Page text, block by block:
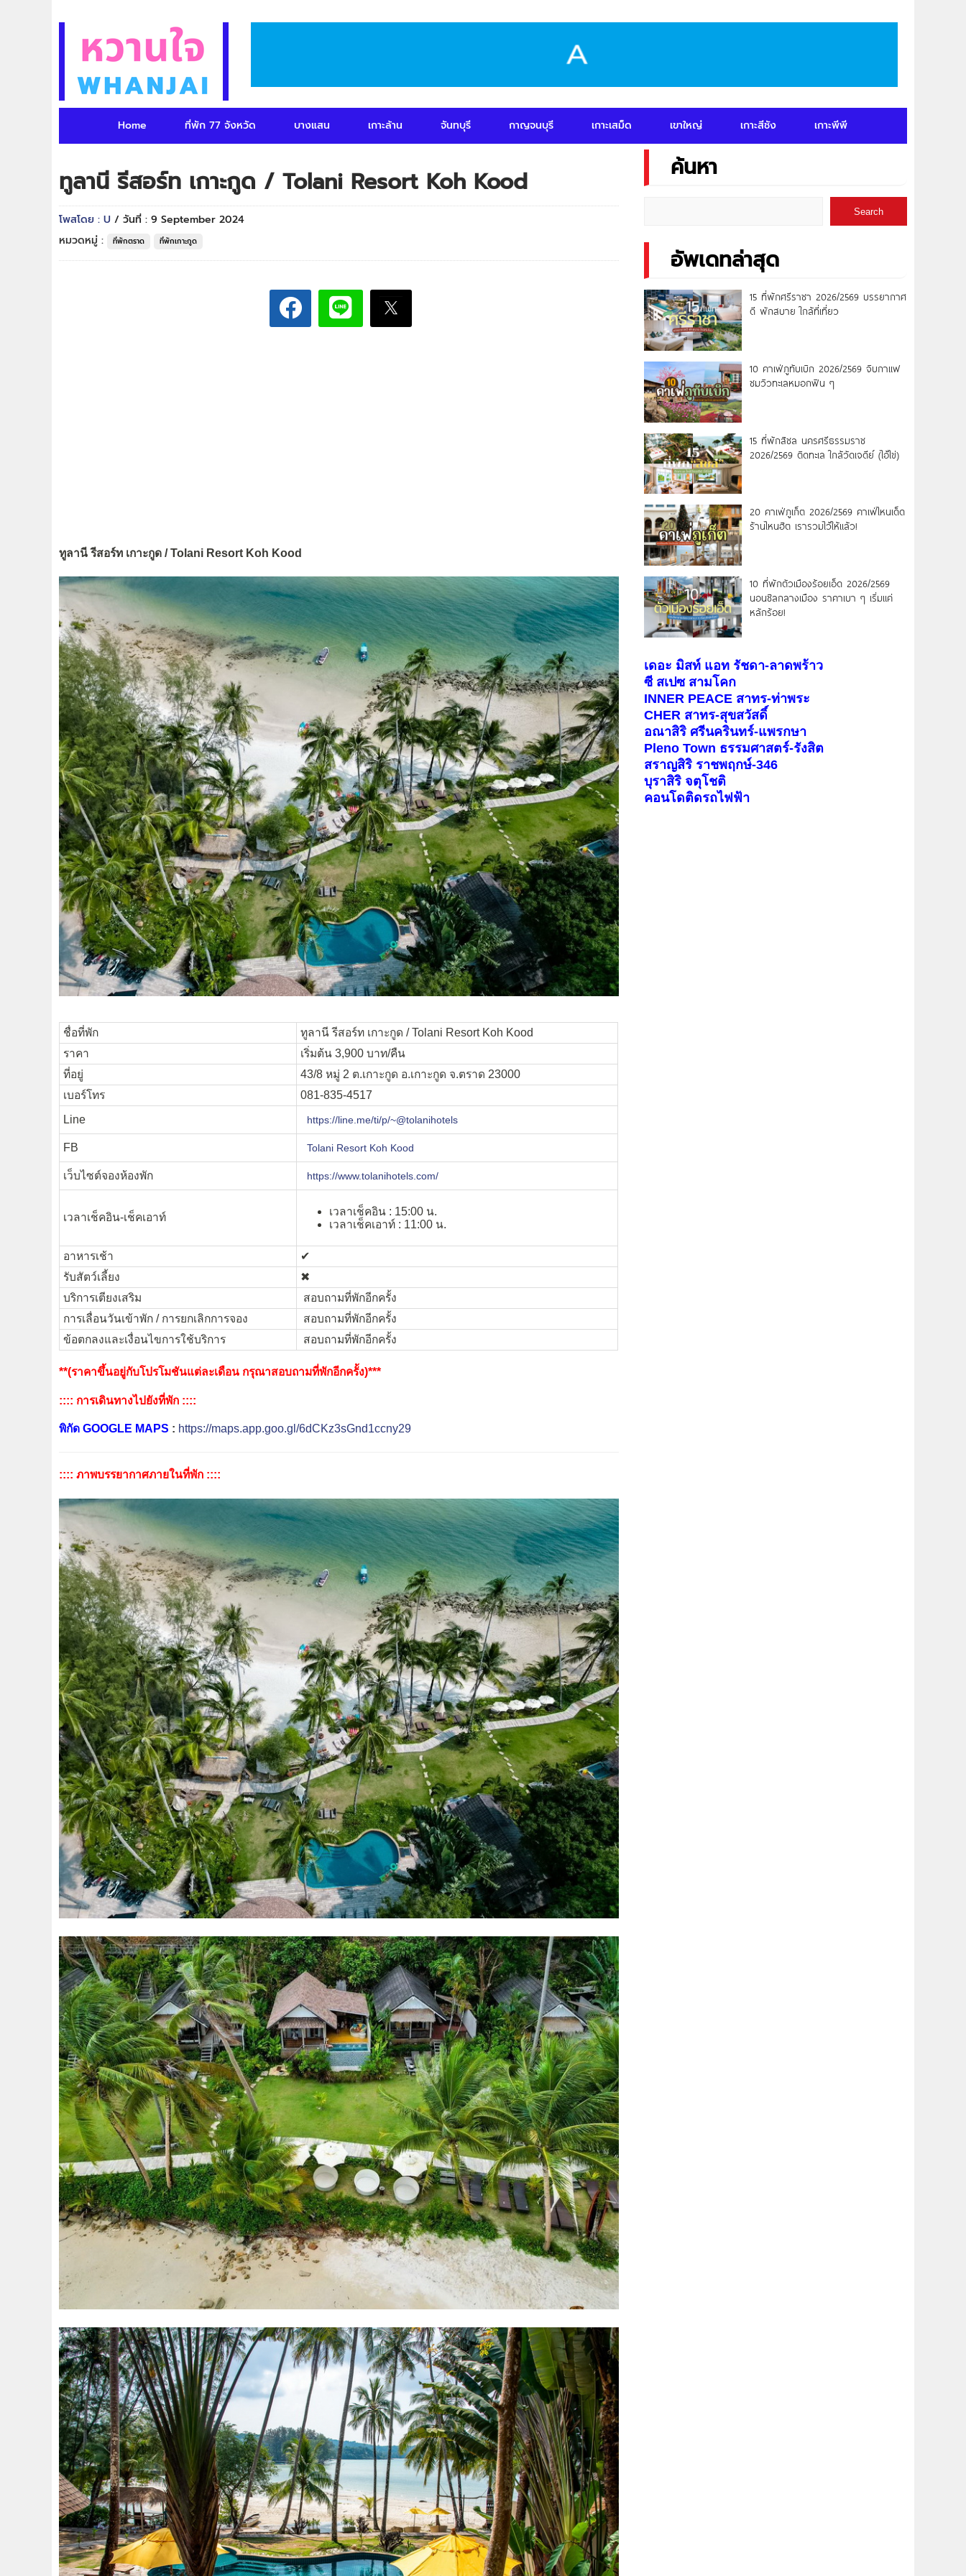
Home ที่พัก 77 จังหวัด บางแสน เกาะล้าน จันทบุรี กาญจนบุรี เกาะเสม็ด เขาใหญ่ เกาะสีชัง เกาะพีพี
ทูลานี รีสอร์ท เกาะกูด / Tolani Resort Koh Kood
โพสโดย : U / วันที่ : 9 September 2024
หมวดหมู่ :
ที่พักตราด ที่พักเกาะกูด
ทูลานี รีสอร์ท เกาะกูด / Tolani Resort Koh Kood
ชื่อที่พัก
ทูลานี รีสอร์ท เกาะกูด / Tolani Resort Koh Kood
ราคา
เริ่มต้น 3,900 บาท/คืน
ที่อยู่
43/8 หมู่ 2 ต.เกาะกูด อ.เกาะกูด จ.ตราด 23000
เบอร์โทร
081-835-4517
Line
https://line.me/ti/p/~@tolanihotels
FB Tolani Resort Koh Kood
เว็บไซต์จองห้องพัก https://www.tolanihotels.com/
เวลาเช็คอิน-เช็คเอาท์
เวลาเช็คอิน : 15:00 น.
เวลาเช็คเอาท์ : 11:00 น.
อาหารเช้า
✔︎
รับสัตว์เลี้ยง
✖︎
บริการเตียงเสริม
สอบถามที่พักอีกครั้ง
การเลื่อนวันเข้าพัก / การยกเลิกการจอง
สอบถามที่พักอีกครั้ง
ข้อตกลงและเงื่อนไขการใช้บริการ
สอบถามที่พักอีกครั้ง
**(ราคาขึ้นอยู่กับโปรโมชันแต่ละเดือน กรุณาสอบถามที่พักอีกครั้ง)***
:::: การเดินทางไปยังที่พัก ::::
พิกัด GOOGLE MAPS : https://maps.app.goo.gl/6dCKz3sGnd1ccny29
:::: ภาพบรรยากาศภายในที่พัก ::::
ค้นหา
Search
อัพเดทล่าสุด
15 ที่พักศรีราชา 2026/2569 บรรยากาศ
ดี พักสบาย ใกล้ที่เที่ยว
10 คาเฟ่ภูทับเบิก 2026/2569 จิบกาแฟ
ชมวิวทะเลหมอกฟิน ๆ
15 ที่พักสิชล นครศรีธรรมราช
2026/2569 ติดทะเล ใกล้วัดเจดีย์ (ไอ้ไข่)
20 คาเฟ่ภูเก็ต 2026/2569 คาเฟ่ไหนเด็ด
ร้านไหนฮิต เรารวมไว้ให้แล้ว!
10 ที่พักตัวเมืองร้อยเอ็ด 2026/2569
นอนชิลกลางเมือง ราคาเบา ๆ เริ่มแค่
หลักร้อย!
เดอะ มิสท์ แอท รัชดา-ลาดพร้าว
ซี สเปซ สามโคก
INNER PEACE สาทร-ท่าพระ
CHER สาทร-สุขสวัสดิ์
อณาสิริ ศรีนครินทร์-แพรกษา
Pleno Town ธรรมศาสตร์-รังสิต
สราญสิริ ราชพฤกษ์-346
บุราสิริ จตุโชติ
คอนโดติดรถไฟฟ้า